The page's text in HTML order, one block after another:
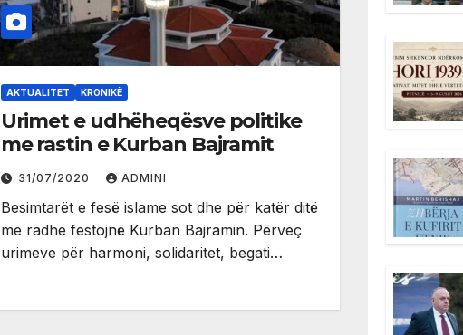
AKTUALITET KRONIKË
Urimet e udhëheqësve politike
me rastin e Kurban Bajramit
31/07/2020 ADMINI
Besimtarët e fesë islame sot dhe për katër ditë
me radhe festojnë Kurban Bajramin. Përveç
urimeve për harmoni, solidaritet, begati…